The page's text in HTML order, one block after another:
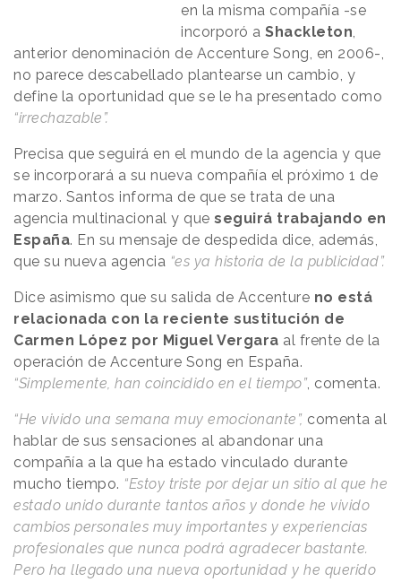
en la misma compañía -se
incorporó aShackleton,
anterior denominación de Accenture Song, en 2006-,
no parece descabellado plantearse un cambio, y
define la oportunidad que se le ha presentado como
“irrechazable”.
Precisa que seguirá en el mundo de la agencia y que
se incorporará a su nueva compañía el próximo 1 de
marzo. Santos informa de que se trata de una
agencia multinacional y que seguirá trabajando en
España. En su mensaje de despedida dice, además,
que su nueva agencia “es ya historia de la publicidad”.
Dice asimismo que su salida de Accenture no está
relacionada con la reciente sustitución de
Carmen López por Miguel Vergara al frente de la
operación de Accenture Song en España.
“Simplemente, han coincidido en el tiempo”, comenta.
“He vivido una semana muy emocionante”, comenta al
hablar de sus sensaciones al abandonar una
compañía a la que ha estado vinculado durante
mucho tiempo. “Estoy triste por dejar un sitio al que he
estado unido durante tantos años y donde he vivido
cambios personales muy importantes y experiencias
profesionales que nunca podrá agradecer bastante.
Pero ha llegado una nueva oportunidad y he querido